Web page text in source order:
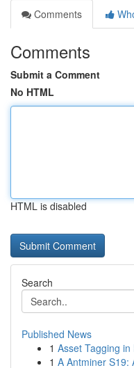
Comments
Comments
Submit a Comment
No HTML
HTML is disabled
Search
Published News
1 Asset Tagging
1 A Antminer S19: